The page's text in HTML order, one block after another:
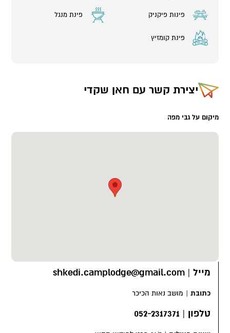
פינות פיקניק פינת מנגל
פינת קומזיץ
יצירת קשר עם חאן שקדי
מיקום על גבי מפה
מייל |
shkedi.camplodge@gmail.com
כתובת | מושב נאות הכיכר
טלפון |
052-2317371